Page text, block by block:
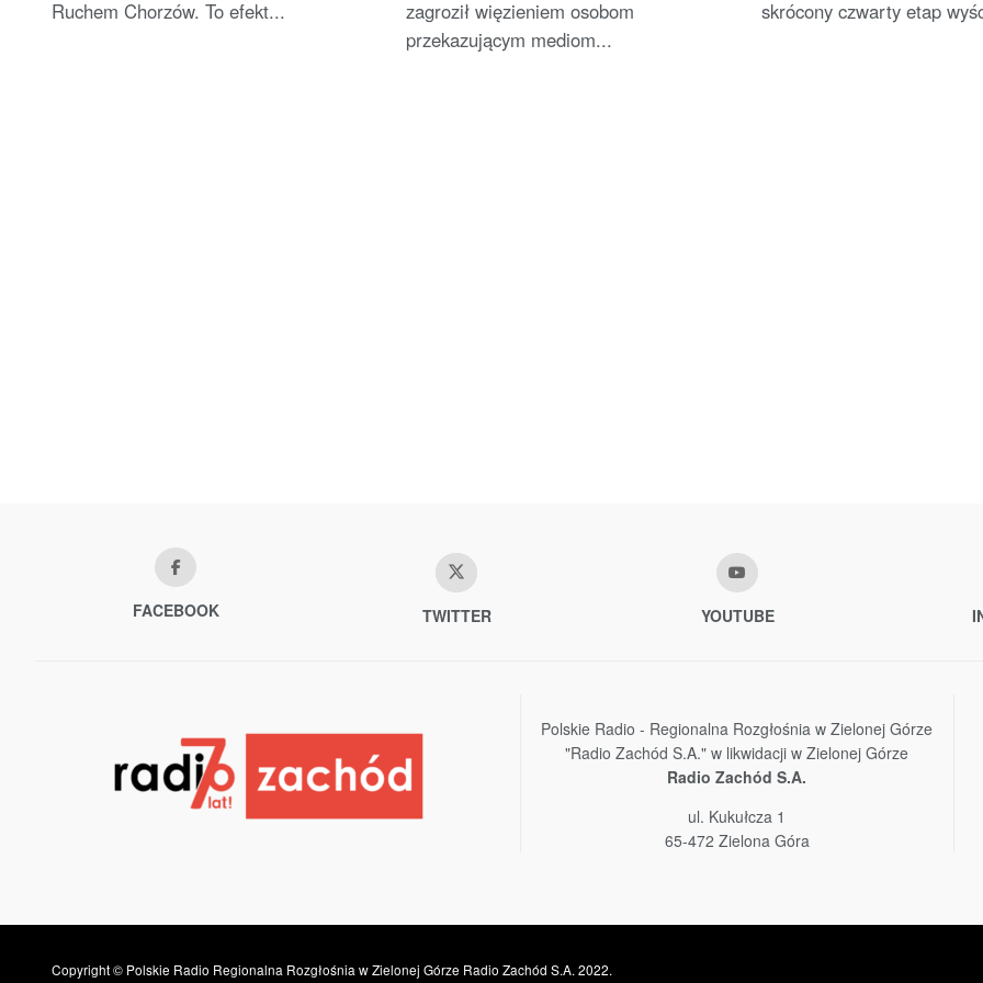
Ruchem Chorzów. To efekt...
zagroził więzieniem osobom
przekazującym mediom...
skrócony czwarty etap
FACEBOOK TWITTER YOUTUBE
Polskie Radio - Regionalna Rozgłośnia w Zielonej Górze
"Radio Zachód S.A." w likwidacji w Zielonej Górze
Radio Zachód S.A.
ul. Kukułcza 1
65-472 Zielona Góra
Copyright © Polskie Radio Regionalna Rozgłośnia w Zielonej Górze Radio Zachód S.A. 2022.